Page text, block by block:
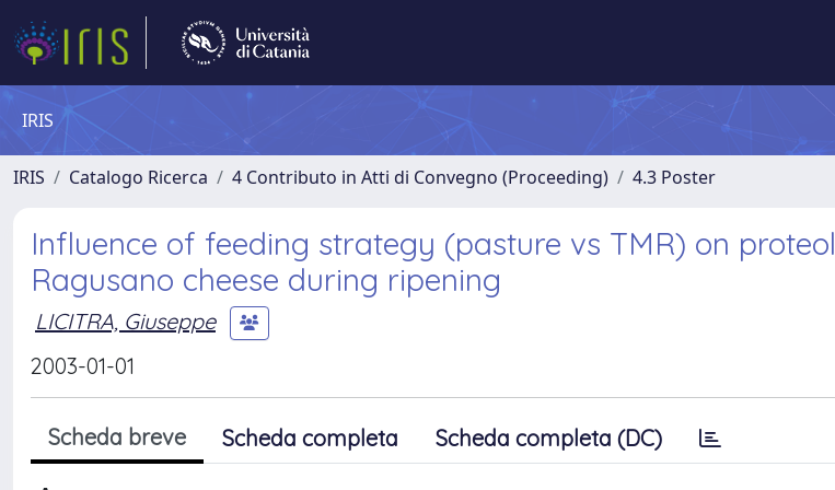
IRIS
IRIS Catalogo Ricerca 4 Contributo in Atti di Convegno (Proceeding) 4.3 Poster
Influence of feeding strategy (pasture vs TMR) on
Ragusano cheese during ripening
LICITRA, Giuseppe
2003-01-01
Scheda breve Scheda completa Scheda completa (DC)